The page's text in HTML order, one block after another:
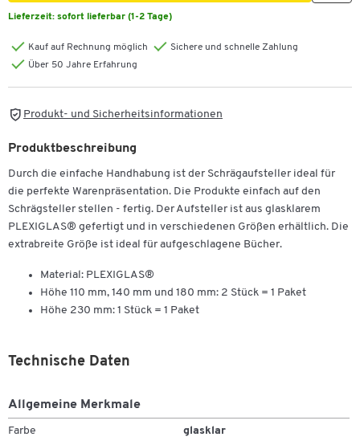
Lieferzeit: sofort lieferbar (1-2 Tage)
Kauf auf Rechnung möglich
Sichere und schnelle Zahlung
Über 50 Jahre Erfahrung
Produkt- und Sicherheitsinformationen
Produktbeschreibung
Durch die einfache Handhabung ist der Schrägaufsteller ideal für
die perfekte Warenpräsentation. Die Produkte einfach auf den
Schrägsteller stellen - fertig. Der Aufsteller ist aus glasklarem
PLEXIGLAS® gefertigt und in verschiedenen Größen erhältlich. Die
extrabreite Größe ist ideal für aufgeschlagene Bücher.
Material: PLEXIGLAS®
Höhe 110 mm, 140 mm und 180 mm: 2 Stück = 1 Paket
Höhe 230 mm: 1 Stück = 1 Paket
Technische Daten
Allgemeine Merkmale
Farbe glasklar